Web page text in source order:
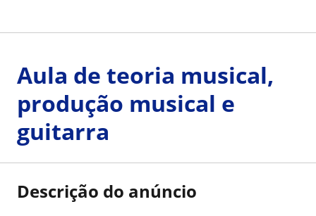
Aula de teoria musical,
produção musical e
guitarra
Descrição do anúncio